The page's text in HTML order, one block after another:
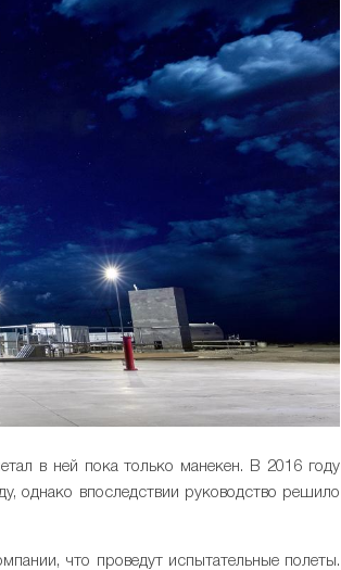
в ней пока только манекен. В 2016 году
однако впоследствии руководство решило
что проведут испытательные полеты.